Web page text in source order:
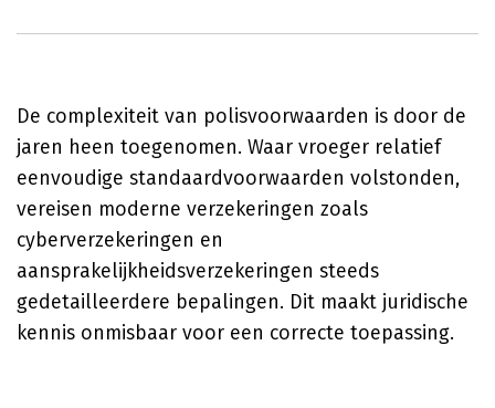
De complexiteit van polisvoorwaarden is door de
jaren heen toegenomen. Waar vroeger relatief
eenvoudige standaardvoorwaarden volstonden,
vereisen moderne verzekeringen zoals
cyberverzekeringen en
aansprakelijkheidsverzekeringen steeds
gedetailleerdere bepalingen. Dit maakt juridische
kennis onmisbaar voor een correcte toepassing.